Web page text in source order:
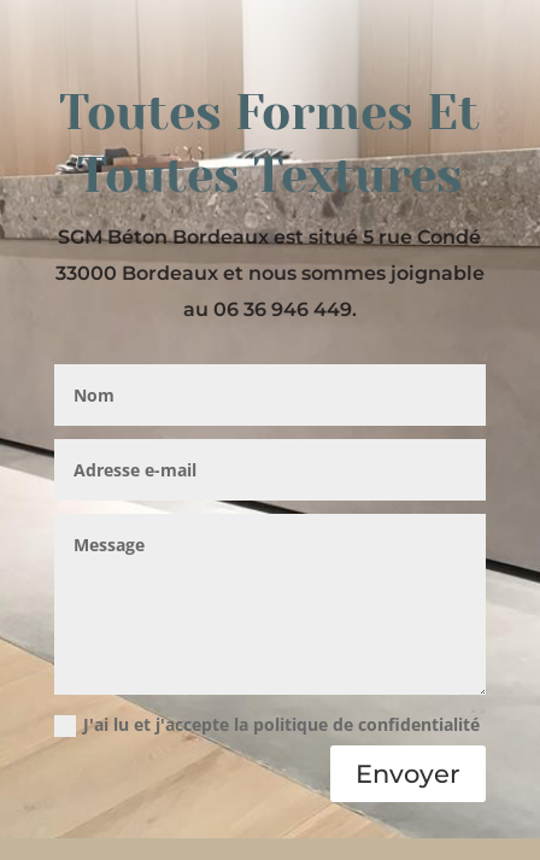
Toutes Formes Et
Toutes Textures
SGM Béton Bordeaux est situé 5 rue Condé
33000 Bordeaux et nous sommes joignable
au 06 36 946 449.
J'ai lu et j'accepte la politique de confidentialité
Envoyer